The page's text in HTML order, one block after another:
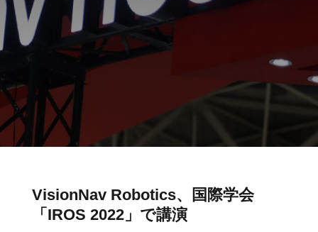
VNR 16
VNR 20
VNE 20-
VNE30-
66
VNE40-
VNP 30
VNP15(VL)-66
VNP20(VL)-07
VNST20
自律走行
VNK 15
システ
ム)
VisionNav Robotics、国際学会
「IROS 2022」で講演